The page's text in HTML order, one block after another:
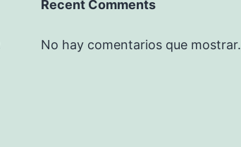
Recent Comments
No hay comentarios que mostrar.